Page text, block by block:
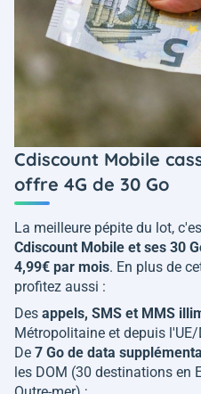
Cdiscount Mobile
offre 4G de 30 Go
La meilleure pépite du lot,
Cdiscount Mobile et ses 30
4,99€ par mois. En plus de
profitez aussi :
Des appels, SMS et MMS
Métropolitaine et depuis l'UE/
De 7 Go de data
les DOM (30 destinations en